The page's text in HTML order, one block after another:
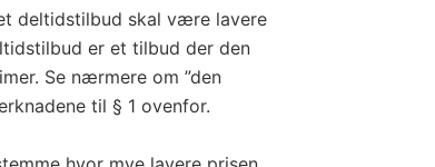
deltidstilbud skal være lavere
er et tilbud der den
Se nærmere om ”den
til § 1 ovenfor.